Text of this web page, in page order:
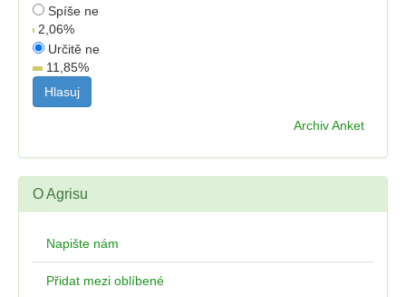
Spíše ne
2,06%
Určitě ne
11,85%
Archiv Anket
O Agrisu
Napište nám
Přidat mezi oblíbené